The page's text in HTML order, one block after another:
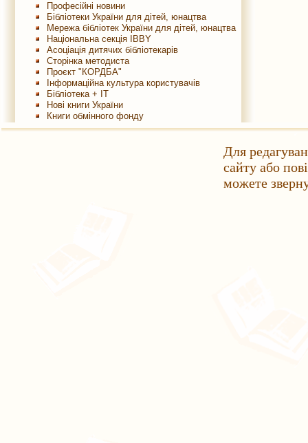
Професійні новини
Бібліотеки України для дітей, юнацтва
Мережа бібліотек України для дітей, юнацтва
Національна секція IBBY
Асоціація дитячих бібліотекарів
Сторінка методиста
Проєкт "КОРДБА"
Інформаційна культура користувачів
Бібліотека + IT
Нові книги України
Книги обмінного фонду
Для
сайту або
можете